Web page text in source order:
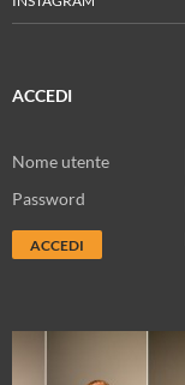
ACCEDI
Nome utente
Password